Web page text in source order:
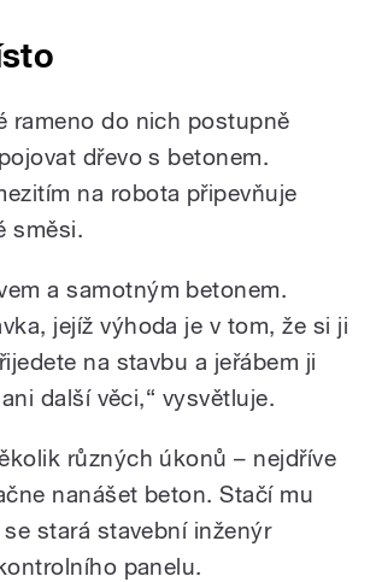
rameno do nich postupně
dřevo s betonem.
na robota připevňuje
směsi.
a samotným betonem.
jejíž výhoda je v tom, že si ji
na stavbu a jeřábem ji
další věci,“ vysvětluje.
různých úkonů – nejdříve
nanášet beton. Stačí mu
stará stavební inženýr
panelu.